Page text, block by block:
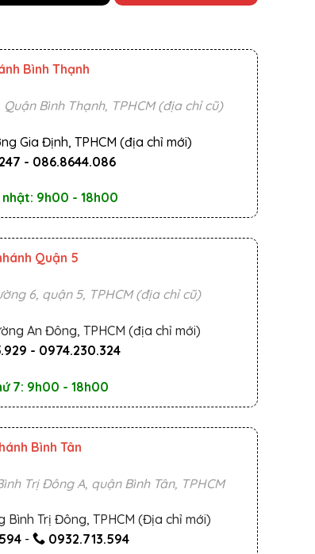
Bình Thạnh
Quận Bình Thạnh, TPHCM (địa chỉ cũ)
Gia Định, TPHCM (địa chỉ mới)
- 086.8644.086
nhật: 9h00 - 18h00
Quận 5
6, quận 5, TPHCM (địa chỉ cũ)
An Đông, TPHCM (địa chỉ mới)
- 0974.230.324
7: 9h00 - 18h00
Bình Tân
Trị Đông A, quận Bình Tân, TPHCM
Bình Trị Đông, TPHCM (Địa chỉ mới)
- 0932.713.594